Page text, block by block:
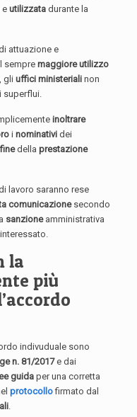
eutilizzata durante la
attuazione e
sempremaggiore utilizzo
gliuffici ministeriali non
superflui.
inoltrare
inominativi dei
dellaprestazione
lavoro saranno rese
comunicazionesecondo
sanzioneamministrativa
la
più
indivuduale sono
n. 81/2017e dai
guidaper una corretta
protocollofirmato dal
.